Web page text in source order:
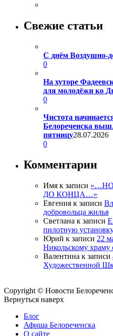
Свежие статьи
С днём Воздушно-
0
На хуторе
для молодёжи ко
0
Чистота
Белореченска
пятницу28.07.2026
0
Комментарии
Имя к записи
ДО КОНЦА…»
Евгения к записи
добровольца жилья
Светлана к записи
пилотную
Юрий к записи 22
Никольскому храму
Валентина к записи
Художественной
Copyright © Новости
Вернуться наверх
Блог
Афиша Белореченска
О сайте